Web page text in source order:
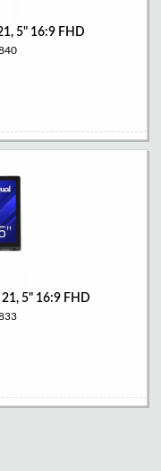
5" 16:9 FHD
5" 16:9 FHD